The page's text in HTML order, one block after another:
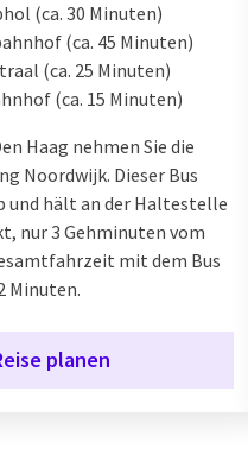
(ca. 30 Minuten)
(ca. 45 Minuten)
(ca. 25 Minuten)
(ca. 15 Minuten)
Haag nehmen Sie die
Noordwijk. Dieser Bus
und hält an der Haltestelle
nur 3 Gehminuten vom
mit dem Bus
Minuten.
planen